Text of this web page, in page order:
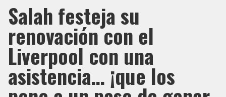
Salah festeja su
renovación con el
Liverpool con una
asistencia… ¡que los